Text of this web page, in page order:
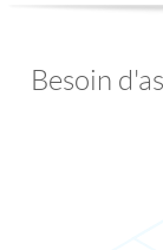
Besoin